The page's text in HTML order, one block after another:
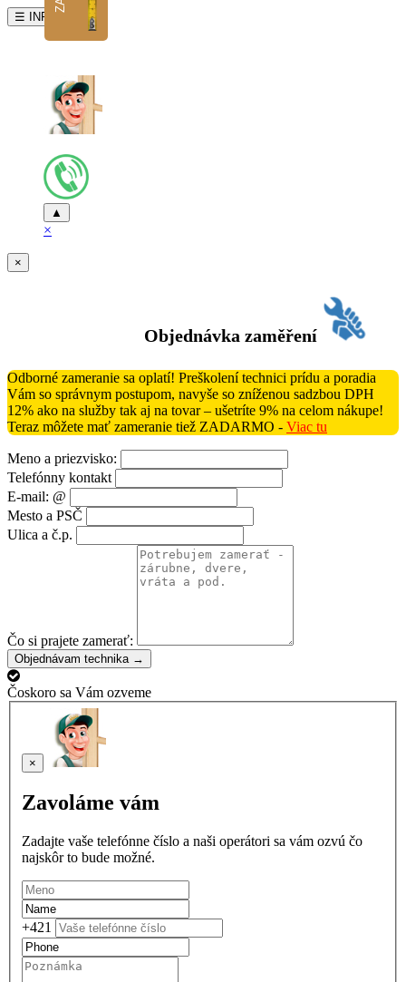
☰ INFO
▲
×
×
Objednávka zaměření
Odborné zameranie sa oplatí! Preškolení technici prídu a poradia
Vám so správnym postupom, navyše so zníženou sadzbou DPH
12% ako na služby tak aj na tovar – ušetríte 9% na celom nákupe!
Teraz môžete mať zameranie tiež ZADARMO - Viac tu
Meno a priezvisko:
Telefónny kontakt
E-mail: @
Mesto a PSČ
Ulica a č.p.
Čo si prajete zamerať:
Objednávam technika →
Čoskoro sa Vám ozveme
×
Zavoláme vám
Zadajte vaše telefónne číslo a naši operátori sa vám ozvú čo
najskôr to bude možné.
+421